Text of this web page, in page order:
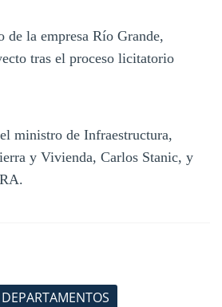
de la empresa Río Grande,
tras el proceso licitatorio
ministro de Infraestructura,
y Vivienda, Carlos Stanic, y
DEPARTAMENTOS